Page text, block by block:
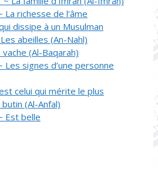
La richesse de l’âme
dissipe à un Musulman
abeilles (An-Nahl)
(Al-Baqarah)
Les signes d’une personne
celui qui mérite le plus
(Al-Anfal)
Est belle